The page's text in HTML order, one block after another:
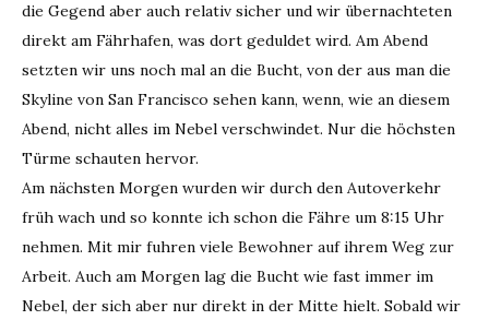
die Gegend aber auch relativ sicher und wir übernachteten
direkt am Fährhafen, was dort geduldet wird. Am Abend
setzten wir uns noch mal an die Bucht, von der aus man die
Skyline von San Francisco sehen kann, wenn, wie an diesem
Abend, nicht alles im Nebel verschwindet. Nur die höchsten
Türme schauten hervor.
Am nächsten Morgen wurden wir durch den Autoverkehr
früh wach und so konnte ich schon die Fähre um 8:15 Uhr
nehmen. Mit mir fuhren viele Bewohner auf ihrem Weg zur
Arbeit. Auch am Morgen lag die Bucht wie fast immer im
Nebel, der sich aber nur direkt in der Mitte hielt. Sobald wir